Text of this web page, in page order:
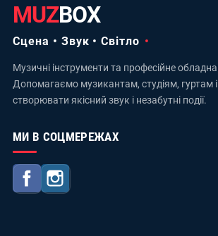
MUZBOX
Сцена • Звук • Світло
Музичні інструменти та професійне
Допомагаємо музикантам, студіям, гуртам
створювати якісний звук і незабутні події.
МИ В СОЦМЕРЕЖАХ
Facebook